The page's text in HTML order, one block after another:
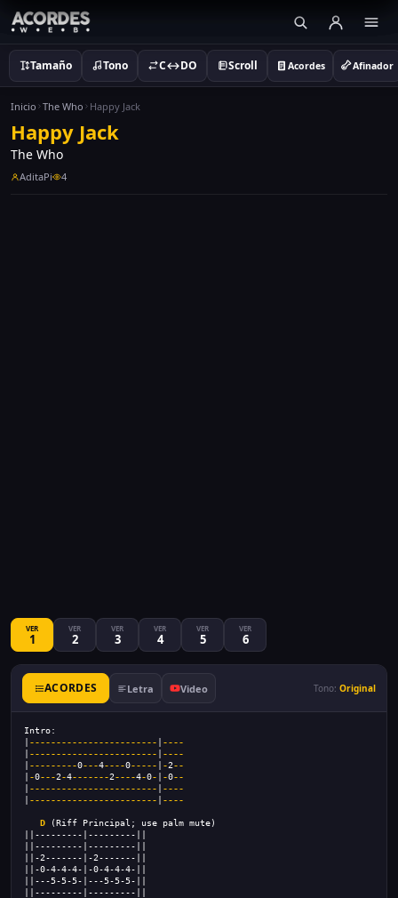
Tamaño Tono C↔DO Scroll Acordes Afinador
Inicio The Who Happy Jack
Happy Jack
The Who
AditaPi 4
VER
1
VER
2
VER
3
VER
4
VER
5
VER
6
ACORDES Letra Video Tono: Original
Intro:
------------------------
----
------------------------
----
---------0---4----0----- -2--
-0---2-4-------2----4-0- -0--
------------------------
----
------------------------ ----
D (Riff Principal; use palm mute)
||---------|---------||
||---------|---------||
||-2-------|-2-------||
||-0-4-4-4-|-0-4-4-4-||
||---5-5-5-|---5-5-5-||
||---------|---------||